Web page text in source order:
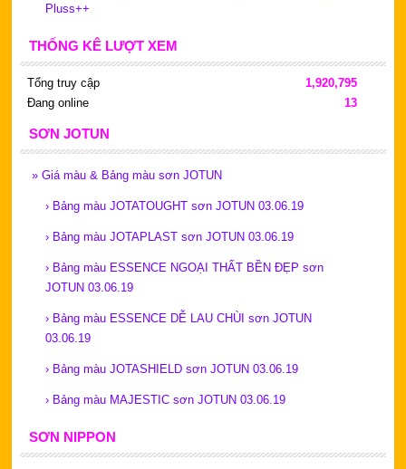
Pluss++
THỐNG KÊ LƯỢT XEM
Tổng truy cập
1,920,795
Đang online
13
SƠN JOTUN
» Giá màu & Bảng màu sơn JOTUN
› Bảng màu JOTATOUGHT sơn JOTUN 03.06.19
› Bảng màu JOTAPLAST sơn JOTUN 03.06.19
› Bảng màu ESSENCE NGOẠI THẤT BỀN ĐẸP sơn
JOTUN 03.06.19
› Bảng màu ESSENCE DỄ LAU CHÙI sơn JOTUN
03.06.19
› Bảng màu JOTASHIELD sơn JOTUN 03.06.19
› Bảng màu MAJESTIC sơn JOTUN 03.06.19
SƠN NIPPON